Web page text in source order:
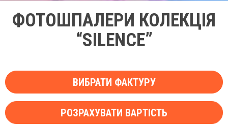
ФОТОШПАЛЕРИ КОЛЕКЦІЯ
“SILENCE”
ВИБРАТИ ФАКТУРУ
РОЗРАХУВАТИ ВАРТІСТЬ